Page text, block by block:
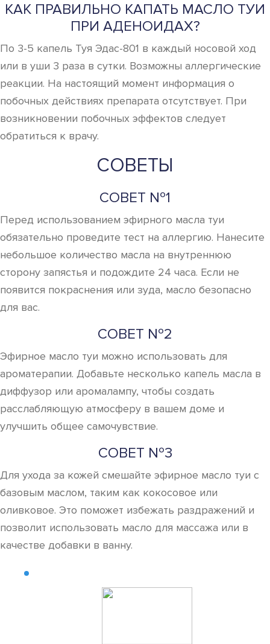
КАК ПРАВИЛЬНО КАПАТЬ МАСЛО ТУИ
ПРИ АДЕНОИДАХ?
По 3-5 капель Туя Эдас-801 в каждый носовой ход
или в уши 3 раза в сутки. Возможны аллергические
реакции. На настоящий момент информация о
побочных действиях препарата отсутствует. При
возникновении побочных эффектов следует
обратиться к врачу.
СОВЕТЫ
СОВЕТ №1
Перед использованием эфирного масла туи
обязательно проведите тест на аллергию. Нанесите
небольшое количество масла на внутреннюю
сторону запястья и подождите 24 часа. Если не
появится покраснения или зуда, масло безопасно
для вас.
СОВЕТ №2
Эфирное масло туи можно использовать для
ароматерапии. Добавьте несколько капель масла в
диффузор или аромалампу, чтобы создать
расслабляющую атмосферу в вашем доме и
улучшить общее самочувствие.
СОВЕТ №3
Для ухода за кожей смешайте эфирное масло туи с
базовым маслом, таким как кокосовое или
оливковое. Это поможет избежать раздражений и
позволит использовать масло для массажа или в
качестве добавки в ванну.